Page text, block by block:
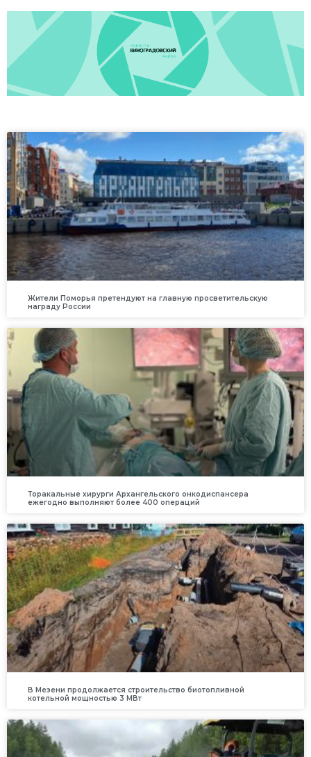
Жители Поморья претендуют на главную просветительскую
награду России
Торакальные хирурги Архангельского онкодиспансера
ежегодно выполняют более 400 операций
В Мезени продолжается строительство биотопливной
котельной мощностью 3 МВт